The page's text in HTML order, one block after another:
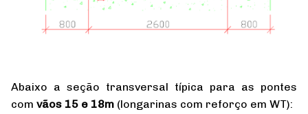
Abaixo a seção transversal típica para as pontes
com vãos 15 e 18m (longarinas com reforço em WT):